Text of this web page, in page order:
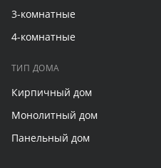
3-комнатные
4-комнатные
ТИП ДОМА
Кирпичный дом
Монолитный дом
Панельный дом